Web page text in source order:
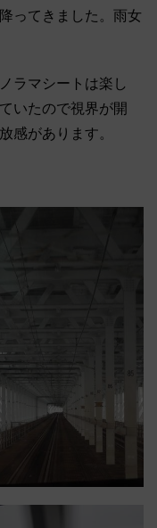
ってきました。雨女
ラマシートは楽し
いたので視界が開
感があります。